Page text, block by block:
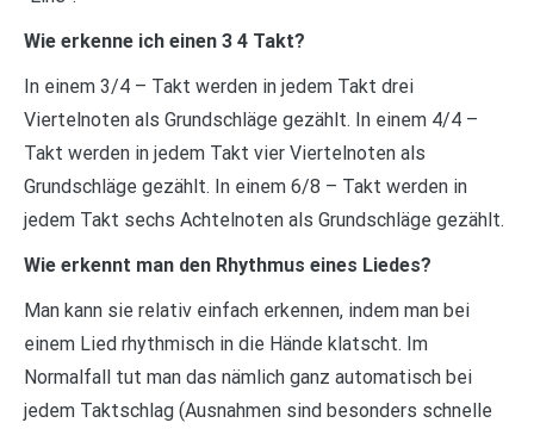
Wie erkenne ich einen 3 4 Takt?
In einem 3/4 – Takt werden in jedem Takt drei
Viertelnoten als Grundschläge gezählt. In einem 4/4 –
Takt werden in jedem Takt vier Viertelnoten als
Grundschläge gezählt. In einem 6/8 – Takt werden in
jedem Takt sechs Achtelnoten als Grundschläge gezählt.
Wie erkennt man den Rhythmus eines Liedes?
Man kann sie relativ einfach erkennen, indem man bei
einem Lied rhythmisch in die Hände klatscht. Im
Normalfall tut man das nämlich ganz automatisch bei
jedem Taktschlag (Ausnahmen sind besonders schnelle